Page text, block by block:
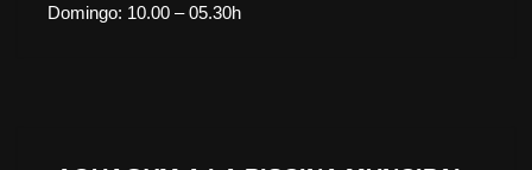
Domingo: 10.00 – 05.30h